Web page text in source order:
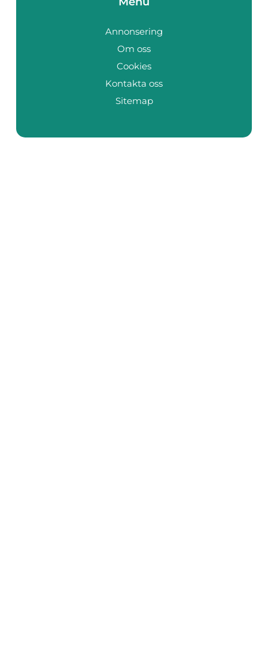
Annonsering
Om oss
Cookies
Kontakta oss
Sitemap